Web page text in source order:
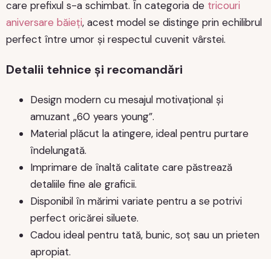
care prefixul s-a schimbat. În categoria de tricouri
aniversare băieți, acest model se distinge prin echilibrul
perfect între umor și respectul cuvenit vârstei.
Detalii tehnice și recomandări
Design modern cu mesajul motivațional și
amuzant „60 years young”.
Material plăcut la atingere, ideal pentru purtare
îndelungată.
Imprimare de înaltă calitate care păstrează
detaliile fine ale graficii.
Disponibil în mărimi variate pentru a se potrivi
perfect oricărei siluete.
Cadou ideal pentru tată, bunic, soț sau un prieten
apropiat.